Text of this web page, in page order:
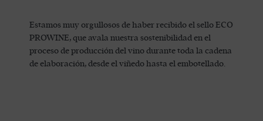
Estamos muy orgullosos de haber recibido el sello ECO
PROWINE, que avala nuestra sostenibilidad en el
proceso de producción del vino durante toda la cadena
de elaboración, desde el viñedo hasta el embotellado.